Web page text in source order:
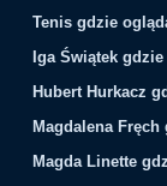
Tenis gdzie
Iga Świątek
Hubert Hurkacz
Magdalena
Magda Linette